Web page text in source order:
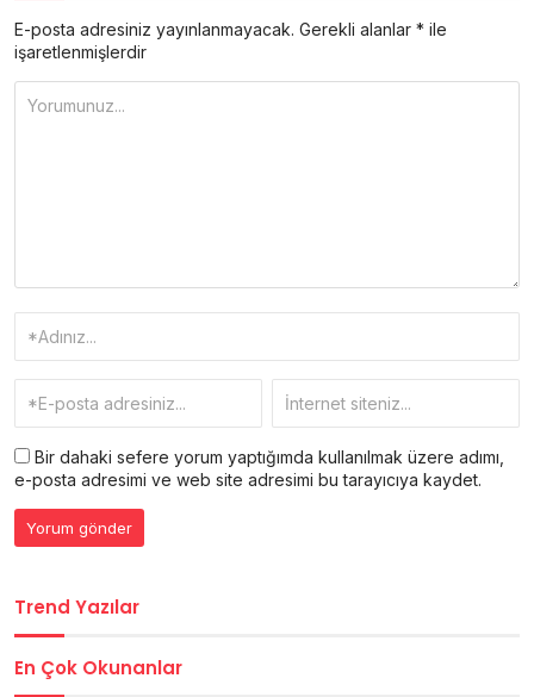
E-posta adresiniz yayınlanmayacak. Gerekli alanlar * ile
işaretlenmişlerdir
Bir dahaki sefere yorum yaptığımda kullanılmak üzere adımı,
e-posta adresimi ve web site adresimi bu tarayıcıya kaydet.
Trend Yazılar
En Çok Okunanlar